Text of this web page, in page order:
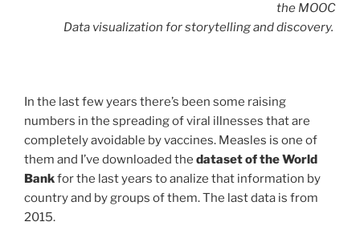
the MOOC
Data visualization for storytelling and discovery.
In the last few years there’s been some raising
numbers in the spreading of viral illnesses that are
completely avoidable by vaccines. Measles is one of
them and I’ve downloaded the dataset of the World
Bankfor the last years to analize that information by
country and by groups of them. The last data is from
2015.